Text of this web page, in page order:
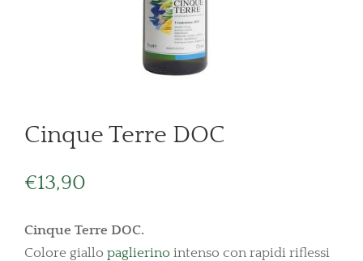
Cinque Terre DOC
€13,90
Cinque Terre DOC.
Colore giallo paglierino intenso con rapidi riflessi